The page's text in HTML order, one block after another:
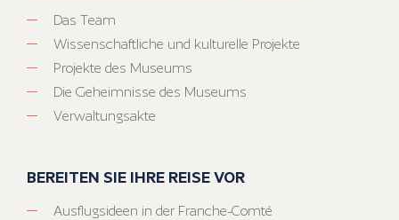
Das Team
Wissenschaftliche und kulturelle Projekte
Projekte des Museums
Die Geheimnisse des Museums
Verwaltungsakte
BEREITEN SIE IHRE REISE VOR
Ausflugsideen in der Franche-Comté